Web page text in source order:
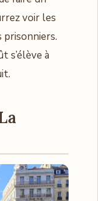
voir les
prisonniers.
s’élève à